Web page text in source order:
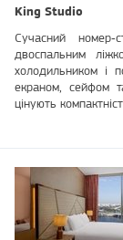
King Studio
Сучасний
двоспальним
холодильником і
екраном, сейфом
цінують